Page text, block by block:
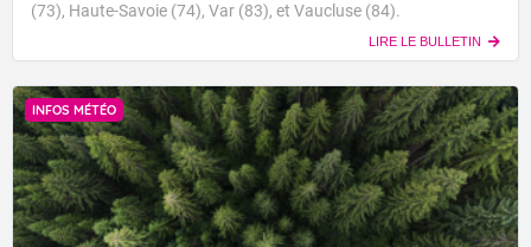
(73), Haute-Savoie (74), Var (83), et Vaucluse (84).
LIRE LE BULLETIN
INFOS MÉTÉO